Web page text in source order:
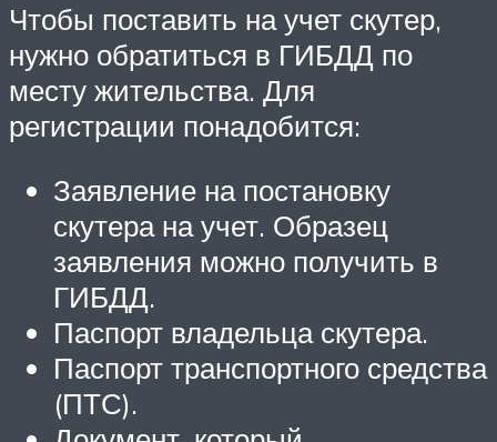
Чтобы поставить на учет скутер,
нужно обратиться в ГИБДД по
месту жительства. Для
регистрации понадобится:
Заявление на постановку
скутера на учет. Образец
заявления можно получить в
ГИБДД.
Паспорт владельца скутера.
Паспорт транспортного средства
(ПТС).